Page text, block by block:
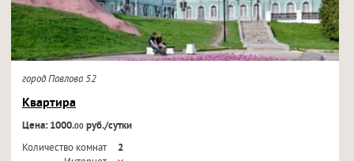
город Павлова 52
Квартира
Цена: 1000.00руб./сутки
Количество комнат
2